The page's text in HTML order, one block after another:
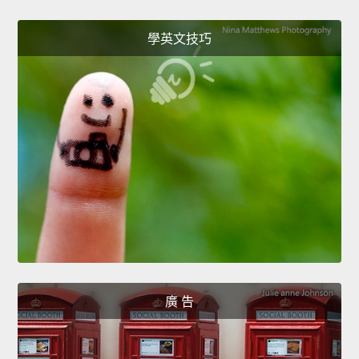
學英文技巧
廣 告